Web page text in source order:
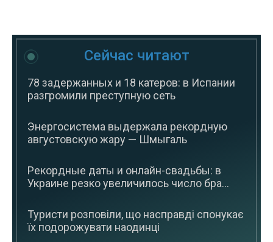
Сейчас читают
78 задержанных и 18 катеров: в Испании
разгромили преступную сеть
Энергосистема выдержала рекордную
августовскую жару — Шмыгаль
Рекордные даты и онлайн-свадьбы: в
Украине резко увеличилось число бра...
Туристи розповіли, що насправді спонукає
їх подорожувати наодинці